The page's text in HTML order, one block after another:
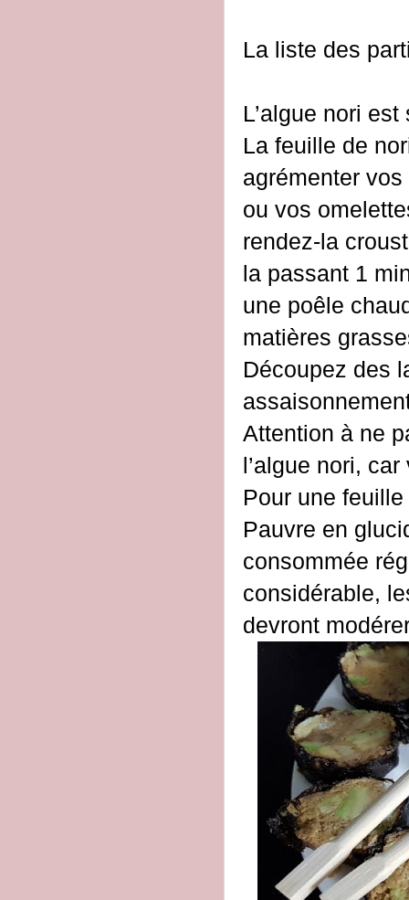
La liste des
L’algue nori
La feuille de
agrémenter
ou vos
rendez-la
la passant 1
une poêle
matières
Découpez des
Attention à ne
l’algue nori,
Pour une
Pauvre en
consommée
considérable,
devront